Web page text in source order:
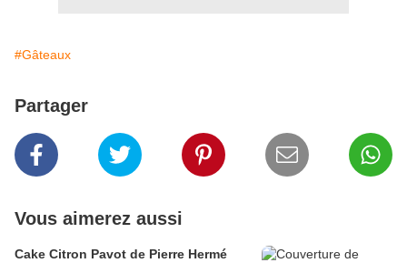
#Gâteaux
Partager
Vous aimerez aussi
Cake Citron Pavot de Pierre Hermé